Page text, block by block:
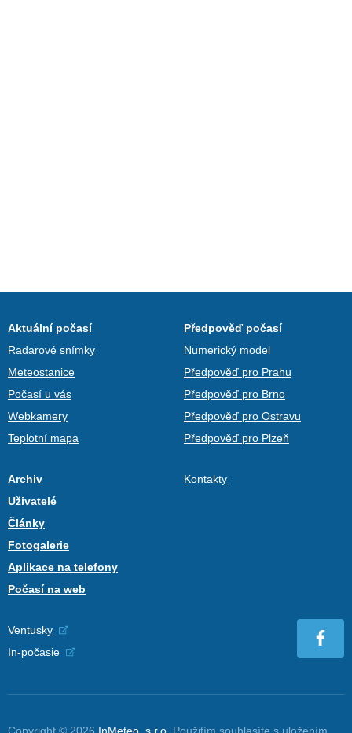
Aktuální počasí
Radarové snímky
Meteostanice
Počasí u vás
Webkamery
Teplotní mapa
Předpověď počasí
Numerický model
Předpověď pro Prahu
Předpověď pro Brno
Předpověď pro Ostravu
Předpověď pro Plzeň
Archiv
Uživatelé
Články
Fotogalerie
Aplikace na telefony
Počasí na web
Kontakty
Ventusky
In-počasie
Copyright © 2026 InMeteo, s.r.o. Použitím souhlasíte s uložením